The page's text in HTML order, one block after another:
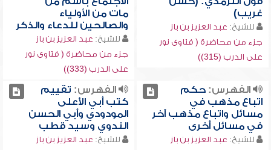
غريب)
للشيخ: عبد العزيز بن باز
جزء من محاضرة ( فتاوى نور
على الدرب (315))
مات من الأولياء
والصالحين للدعاء والذكر
للشيخ: عبد العزيز بن باز
جزء من محاضرة ( فتاوى نور
على الدرب (333))
الفهرس:حكم
اتباع مذهب في
مسائل واتباع مذهب آخر
في مسائل أخرى
للشيخ: عبد العزيز بن باز
الفهرس: تقييم
كتب أبي الأعلى
المودودي وأبي الحسن
الندوي وسيد قطب
للشيخ: عبد العزيز بن باز